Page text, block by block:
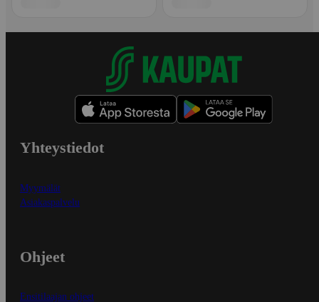
Yhteystiedot
Myymälät
Asiakaspalvelu
Ohjeet
Ensitilaajan ohjeet